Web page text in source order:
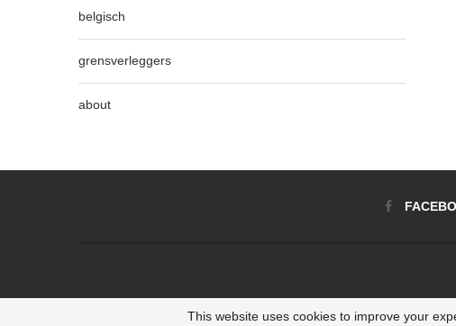
belgisch
grensverleggers
about
This website uses cookies to improve your